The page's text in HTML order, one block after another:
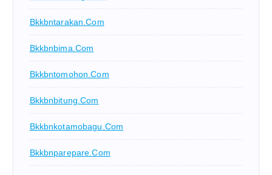
Bkkbntarakan.com
Bkkbnbima.com
Bkkbntomohon.com
Bkkbnbitung.com
Bkkbnkotamobagu.com
Bkkbnparepare.com